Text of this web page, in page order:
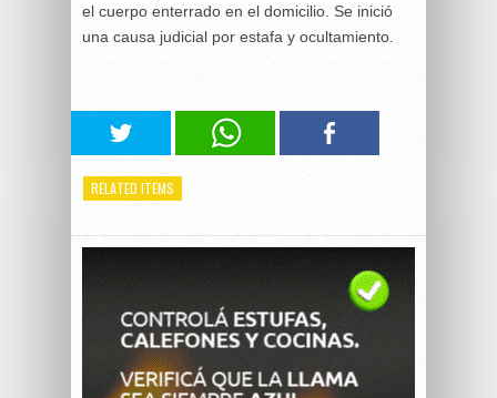
el cuerpo enterrado en el domicilio. Se inició
una causa judicial por estafa y ocultamiento.
RELATED ITEMS